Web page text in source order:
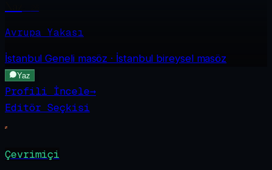
Avrupa Yakası
İstanbul Genelimasöz · İstanbul bireysel masöz
Yaz
Profili İncele→
Editör Seçkisi
Çevrimiçi